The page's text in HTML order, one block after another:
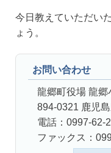
今日教えていただい
ょう。
お問い合わせ
龍郷町役場 龍郷
894-0321 鹿児
電話：0997-62-
ファックス：